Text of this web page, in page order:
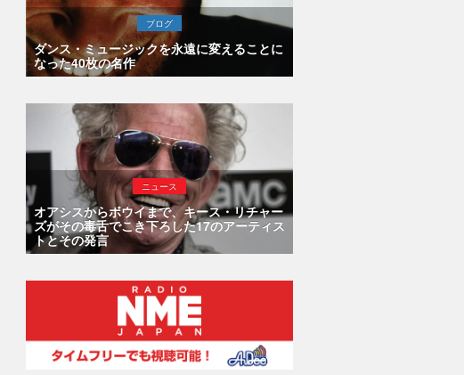
ブログ
ダンス・ミュージックを永遠に変えることに
なった40枚の名作
ニュース
オアシスからボウイまで、キース・リチャー
ズがその毒舌でこき下ろした17のアーティス
トとその発言